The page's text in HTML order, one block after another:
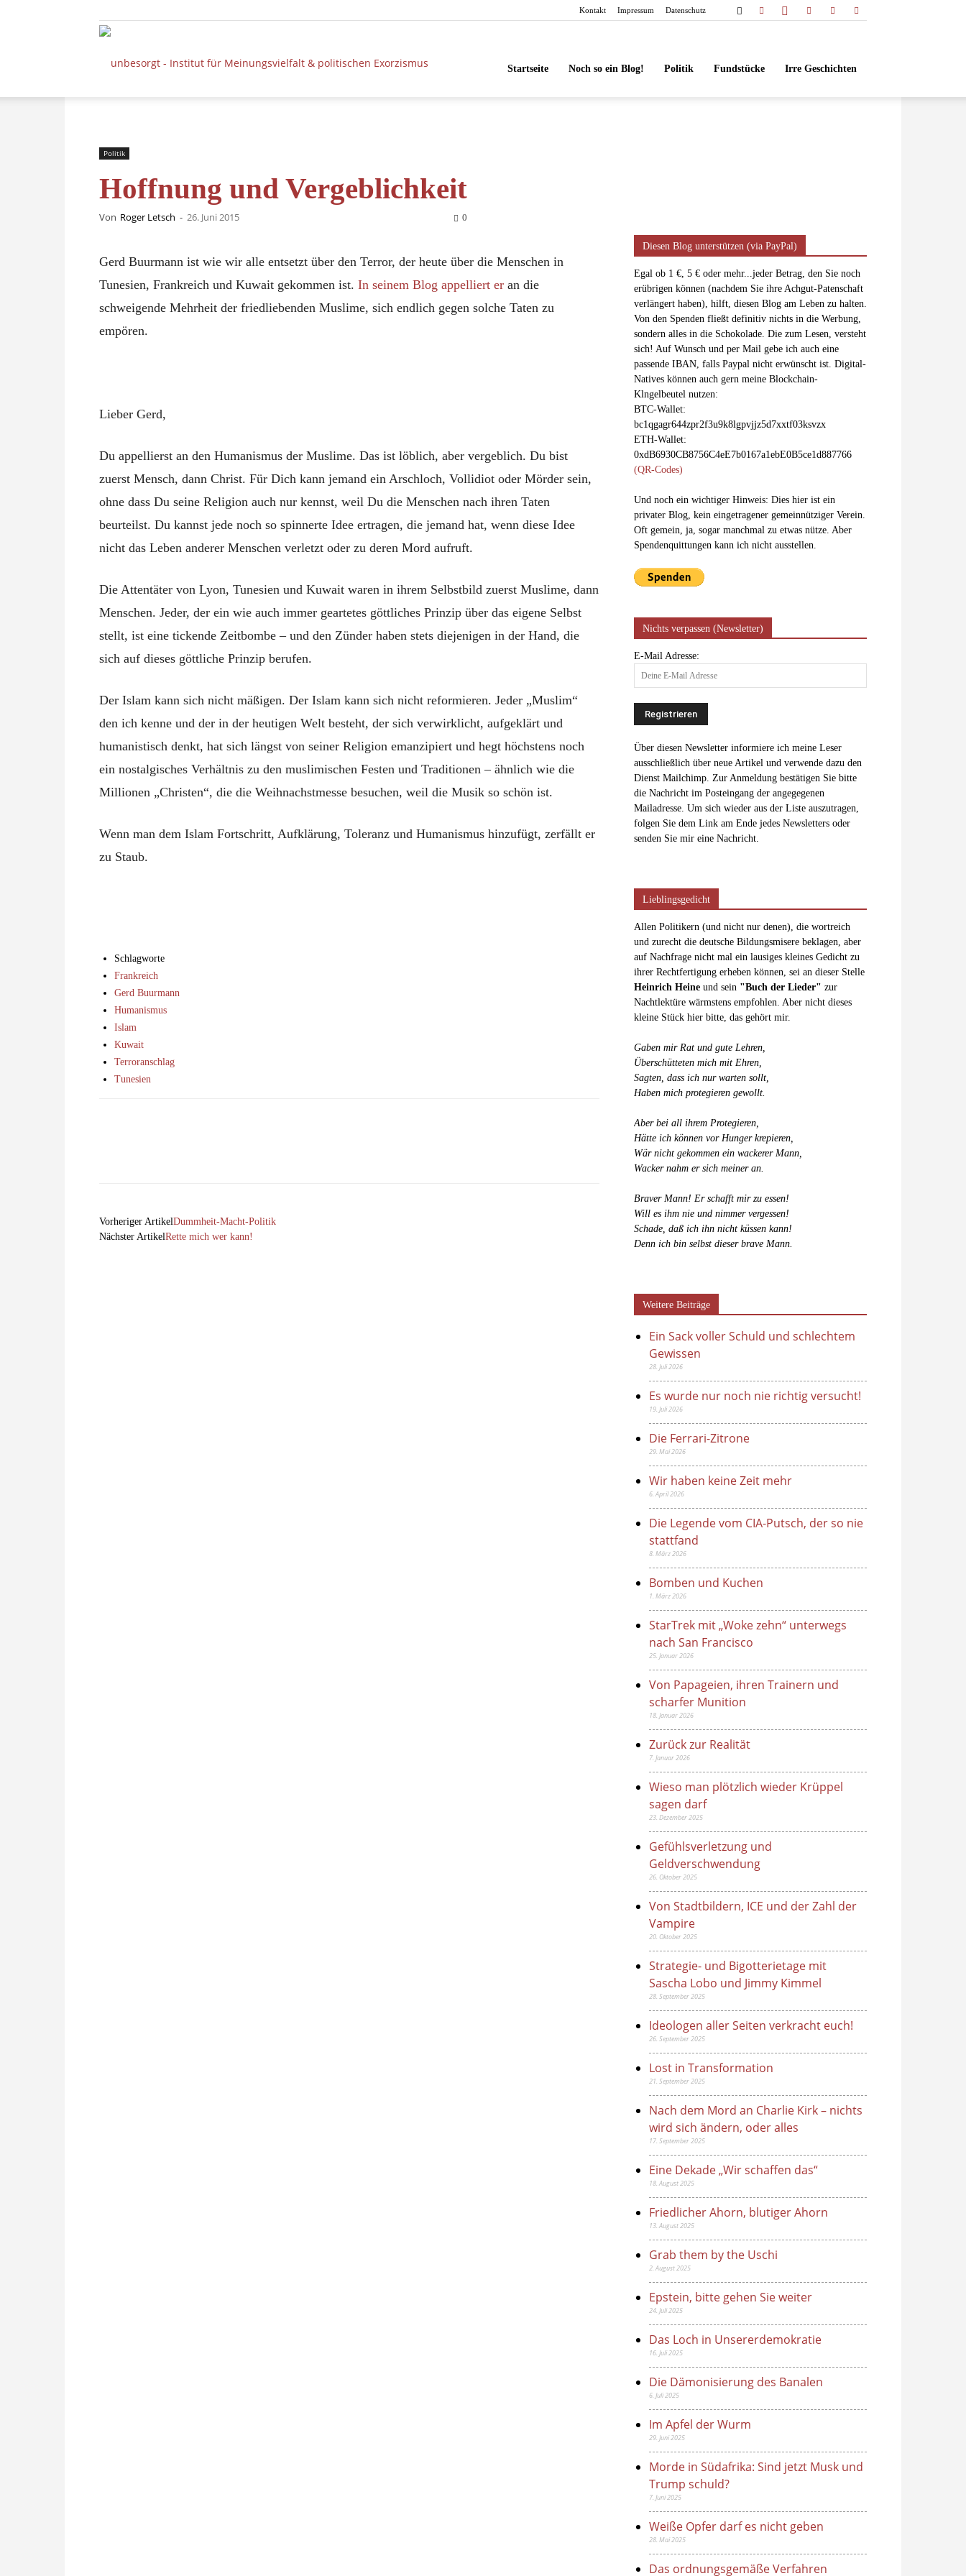
Kontakt Impressum Datenschutz
Startseite Noch so ein Blog! Politik Fundstücke Irre Geschichten
Politik
Hoffnung und Vergeblichkeit
Von Roger Letsch - 26. Juni 2015 0
Gerd Buurmann ist wie wir alle entsetzt über den Terror, der heute über die Menschen in
Tunesien, Frankreich und Kuwait gekommen ist. In seinem Blog appelliert er an die
schweigende Mehrheit der friedliebenden Muslime, sich endlich gegen solche Taten zu
empören.
Lieber Gerd,
Du appellierst an den Humanismus der Muslime. Das ist löblich, aber vergeblich. Du bist
zuerst Mensch, dann Christ. Für Dich kann jemand ein Arschloch, Vollidiot oder Mörder sein,
ohne dass Du seine Religion auch nur kennst, weil Du die Menschen nach ihren Taten
beurteilst. Du kannst jede noch so spinnerte Idee ertragen, die jemand hat, wenn diese Idee
nicht das Leben anderer Menschen verletzt oder zu deren Mord aufruft.
Die Attentäter von Lyon, Tunesien und Kuwait waren in ihrem Selbstbild zuerst Muslime, dann
Menschen. Jeder, der ein wie auch immer geartetes göttliches Prinzip über das eigene Selbst
stellt, ist eine tickende Zeitbombe – und den Zünder haben stets diejenigen in der Hand, die
sich auf dieses göttliche Prinzip berufen.
Der Islam kann sich nicht mäßigen. Der Islam kann sich nicht reformieren. Jeder „Muslim“
den ich kenne und der in der heutigen Welt besteht, der sich verwirklicht, aufgeklärt und
humanistisch denkt, hat sich längst von seiner Religion emanzipiert und hegt höchstens noch
ein nostalgisches Verhältnis zu den muslimischen Festen und Traditionen – ähnlich wie die
Millionen „Christen“, die die Weihnachstmesse besuchen, weil die Musik so schön ist.
Wenn man dem Islam Fortschritt, Aufklärung, Toleranz und Humanismus hinzufügt, zerfällt er
zu Staub.
Schlagworte
Frankreich
Gerd Buurmann
Humanismus
Islam
Kuwait
Terroranschlag
Tunesien
Vorheriger ArtikelDummheit-Macht-Politik
Nächster ArtikelRette mich wer kann!
Diesen Blog unterstützen (via PayPal)
Egal ob 1 €, 5 € oder mehr...jeder Betrag, den Sie noch
erübrigen können (nachdem Sie ihre Achgut-Patenschaft
verlängert haben), hilft, diesen Blog am Leben zu halten.
Von den Spenden fließt definitiv nichts in die Werbung,
sondern alles in die Schokolade. Die zum Lesen, versteht
sich! Auf Wunsch und per Mail gebe ich auch eine
passende IBAN, falls Paypal nicht erwünscht ist. Digital-
Natives können auch gern meine Blockchain-
Klngelbeutel nutzen:
BTC-Wallet:
bc1qgagr644zpr2f3u9k8lgpvjjz5d7xxtf03ksvzx
ETH-Wallet:
0xdB6930CB8756C4eE7b0167a1ebE0B5ce1d887766
(QR-Codes)
Und noch ein wichtiger Hinweis: Dies hier ist ein
privater Blog, kein eingetragener gemeinnütziger Verein.
Oft gemein, ja, sogar manchmal zu etwas nütze. Aber
Spendenquittungen kann ich nicht ausstellen.
Nichts verpassen (Newsletter)
E-Mail Adresse:
Über diesen Newsletter informiere ich meine Leser
ausschließlich über neue Artikel und verwende dazu den
Dienst Mailchimp. Zur Anmeldung bestätigen Sie bitte
die Nachricht im Posteingang der angegegenen
Mailadresse. Um sich wieder aus der Liste auszutragen,
folgen Sie dem Link am Ende jedes Newsletters oder
senden Sie mir eine Nachricht.
Lieblingsgedicht
Allen Politikern (und nicht nur denen), die wortreich
und zurecht die deutsche Bildungsmisere beklagen, aber
auf Nachfrage nicht mal ein lausiges kleines Gedicht zu
ihrer Rechtfertigung erheben können, sei an dieser Stelle
Heinrich Heine und sein "Buch der Lieder" zur
Nachtlektüre wärmstens empfohlen. Aber nicht dieses
kleine Stück hier bitte, das gehört mir.
Gaben mir Rat und gute Lehren,
Überschütteten mich mit Ehren,
Sagten, dass ich nur warten sollt,
Haben mich protegieren gewollt.
Aber bei all ihrem Protegieren,
Hätte ich können vor Hunger krepieren,
Wär nicht gekommen ein wackerer Mann,
Wacker nahm er sich meiner an.
Braver Mann! Er schafft mir zu essen!
Will es ihm nie und nimmer vergessen!
Schade, daß ich ihn nicht küssen kann!
Denn ich bin selbst dieser brave Mann.
Weitere Beiträge
Ein Sack voller Schuld und schlechtem
Gewissen
28. Juli 2026
Es wurde nur noch nie richtig versucht!
19. Juli 2026
Die Ferrari-Zitrone
29. Mai 2026
Wir haben keine Zeit mehr
6. April 2026
Die Legende vom CIA-Putsch, der so nie
stattfand
8. März 2026
Bomben und Kuchen
1. März 2026
StarTrek mit „Woke zehn“ unterwegs
nach San Francisco
25. Januar 2026
Von Papageien, ihren Trainern und
scharfer Munition
18. Januar 2026
Zurück zur Realität
7. Januar 2026
Wieso man plötzlich wieder Krüppel
sagen darf
23. Dezember 2025
Gefühlsverletzung und
Geldverschwendung
26. Oktober 2025
Von Stadtbildern, ICE und der Zahl der
Vampire
20. Oktober 2025
Strategie- und Bigotterietage mit
Sascha Lobo und Jimmy Kimmel
28. September 2025
Ideologen aller Seiten verkracht euch!
26. September 2025
Lost in Transformation
21. September 2025
Nach dem Mord an Charlie Kirk – nichts
wird sich ändern, oder alles
17. September 2025
Eine Dekade „Wir schaffen das“
18. August 2025
Friedlicher Ahorn, blutiger Ahorn
13. August 2025
Grab them by the Uschi
2. August 2025
Epstein, bitte gehen Sie weiter
24. Juli 2025
Das Loch in Unsererdemokratie
16. Juli 2025
Die Dämonisierung des Banalen
6. Juli 2025
Im Apfel der Wurm
29. Juni 2025
Morde in Südafrika: Sind jetzt Musk und
Trump schuld?
7. Juni 2025
Weiße Opfer darf es nicht geben
28. Mai 2025
Das ordnungsgemäße Verfahren